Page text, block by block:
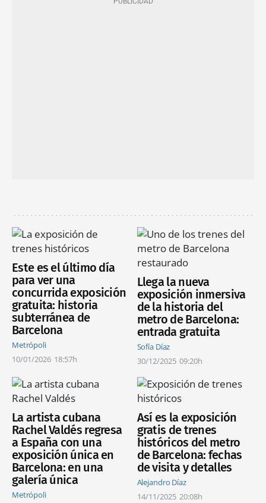
Este es el último día
para ver una
concurrida exposición
gratuita: historia
subterránea de
Barcelona
Metrópoli
10/01/2026 18:57h
Llega la nueva
exposición inmersiva
de la historia del
metro de Barcelona:
entrada gratuita
Sofía Díaz
30/12/2025 09:20h
La artista cubana
Rachel Valdés regresa
a España con una
exposición única en
Barcelona: en una
galería única
Metrópoli
Así es la exposición
gratis de trenes
históricos del metro
de Barcelona: fechas
de visita y detalles
Alejandro Díaz
14/11/2025 20:08h